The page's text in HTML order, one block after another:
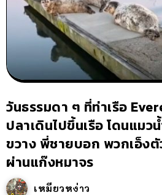
วันธรรมดา ๆ ที่ท่าเรือ
ปลาเดินไปขึ้นเรือ โดนแมว
ขวาง พี่ชายบอก พวกเอ็งตั
ผ่านแก๊งหมาจร
เหมียวหง่าว